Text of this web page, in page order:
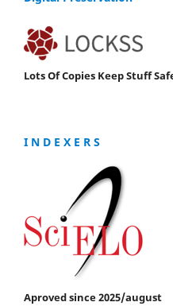
Lots Of Copies Keep Stuff
I N D E X E R S
Aproved since 2025/august